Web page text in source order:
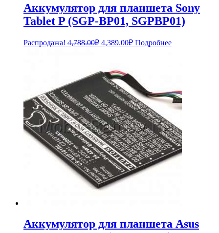
Аккумулятор для планшета Sony
Tablet P (SGP-BP01, SGPBP01)
Распродажа! 4,788.00₽ Первоначальная
4,788.00₽.
4,389.00₽Текущая
Подробнее
Аккумулятор для планшета Asus